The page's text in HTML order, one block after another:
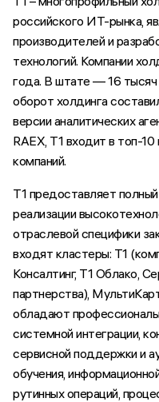
российского ИТ-рынка,
производителей и
технологий. Компании
года. В штате — 16
оборот холдинга
версии аналитических
RAEX, Т1 входит в топ-
компаний.
Т1 предоставляет
реализации
отраслевой специфики
входят кластеры: Т1
Консалтинг, Т1 Облако,
партнерства),
обладают
системной интеграции,
сервисной поддержки и
обучения,
рутинных операций,